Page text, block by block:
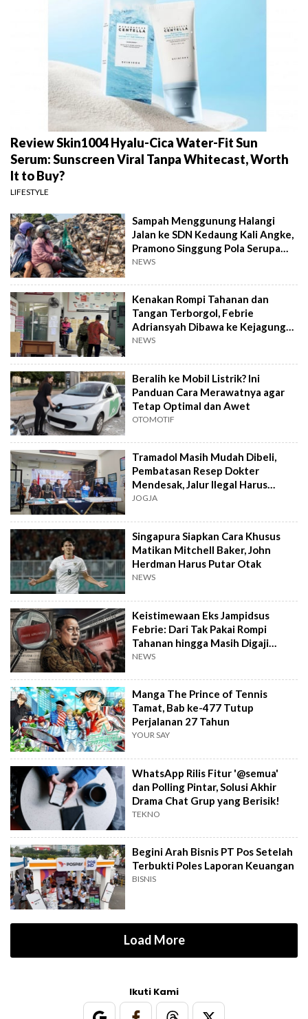
Review Skin1004 Hyalu-Cica Water-Fit Sun
Serum: Sunscreen Viral Tanpa Whitecast, Worth
It to Buy?
LIFESTYLE
Sampah Menggunung Halangi
Jalan ke SDN Kedaung Kali Angke,
Pramono Singgung Pola Serupa
Kramat Jati
NEWS
Kenakan Rompi Tahanan dan
Tangan Terborgol, Febrie
Adriansyah Dibawa ke Kejagung
untuk Diperiksa
NEWS
Beralih ke Mobil Listrik? Ini
Panduan Cara Merawatnya agar
Tetap Optimal dan Awet
OTOMOTIF
Tramadol Masih Mudah Dibeli,
Pembatasan Resep Dokter
Mendesak, Jalur Ilegal Harus
Distop
JOGJA
Singapura Siapkan Cara Khusus
Matikan Mitchell Baker, John
Herdman Harus Putar Otak
NEWS
Keistimewaan Eks Jampidsus
Febrie: Dari Tak Pakai Rompi
Tahanan hingga Masih Digaji
Negara
NEWS
Manga The Prince of Tennis
Tamat, Bab ke-477 Tutup
Perjalanan 27 Tahun
YOUR SAY
WhatsApp Rilis Fitur '@semua'
dan Polling Pintar, Solusi Akhir
Drama Chat Grup yang Berisik!
TEKNO
Begini Arah Bisnis PT Pos Setelah
Terbukti Poles Laporan Keuangan
BISNIS
Load More
Ikuti Kami